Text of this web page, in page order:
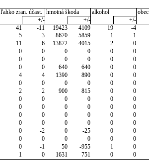
ľahko zran. účast. hmotná škoda alkohol
obec
+/- +/- +/-
41 -11 19423 4109 19 -4
5 3 8670 5859 1 1
11 6 13872 4015 2 0
0 0 0 0 0 0
0 0 0 0 0 0
0 0 640 640 0 0
4 4 1390 890 0 0
0 0 0 0 0 0
2 2 900 815 0 0
0 0 0 0 0 0
0 0 0 0 0 0
0 0 0 0 0 0
0 0 0 0 0 0
0 -2 0 -25 0 0
0 0 0 0 0 0
0 -1 50 -955 1 0
1 0 1631 751 0 0